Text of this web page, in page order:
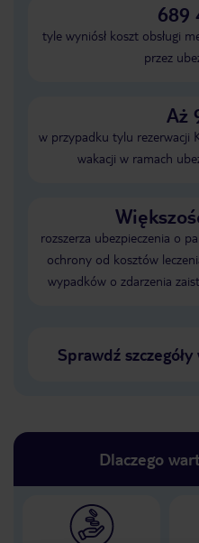
689
tyle wyniósł koszt obsługi
przez
Aż
w przypadku tylu rezerwacji
wakacji w ramach
rozszerza ubezpieczenia o
ochrony od kosztów
wypadków o zdarzenia
Sprawdź
Dlaczego